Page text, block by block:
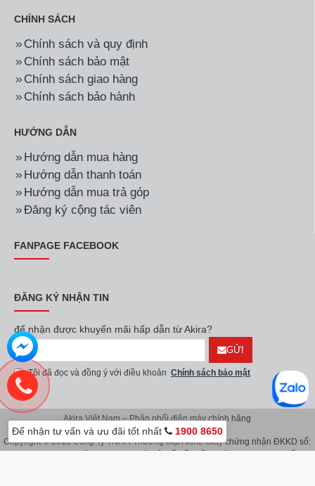
CHÍNH SÁCH
Chính sách và quy định
Chính sách bảo mật
Chính sách giao hàng
Chính sách bảo hành
HƯỚNG DẪN
Hướng dẫn mua hàng
Hướng dẫn thanh toán
Hướng dẫn mua trả góp
Đăng ký cộng tác viên
FANPAGE FACEBOOK
ĐĂNG KÝ NHẬN TIN
để nhận được khuyến mãi hấp dẫn từ Akira?
GỬI
Tôi đã đọc và đồng ý với điều khoản Chính sách bảo mật
Akira Việt Nam – Phân phối điện máy chính hãng
Copyright © 2018 Công Ty TNHH Thương Mại Akira. Giấy chứng nhận ĐKKD số:
Để nhận tư vấn và ưu đãi tốt nhất 1900 8650